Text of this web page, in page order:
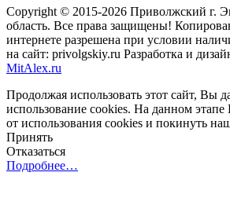
Copyright © 2015-2026 Приволжский г.
область. Все права защищены!
интернете разрешена при условии
на сайт: privolgskiy.ru Разработка и
MitAlex.ru
Продолжая использовать этот сайт, Вы
использование cookies. На данном этапе
от использования cookies и покинуть
Принять
Отказаться
Подробнее…